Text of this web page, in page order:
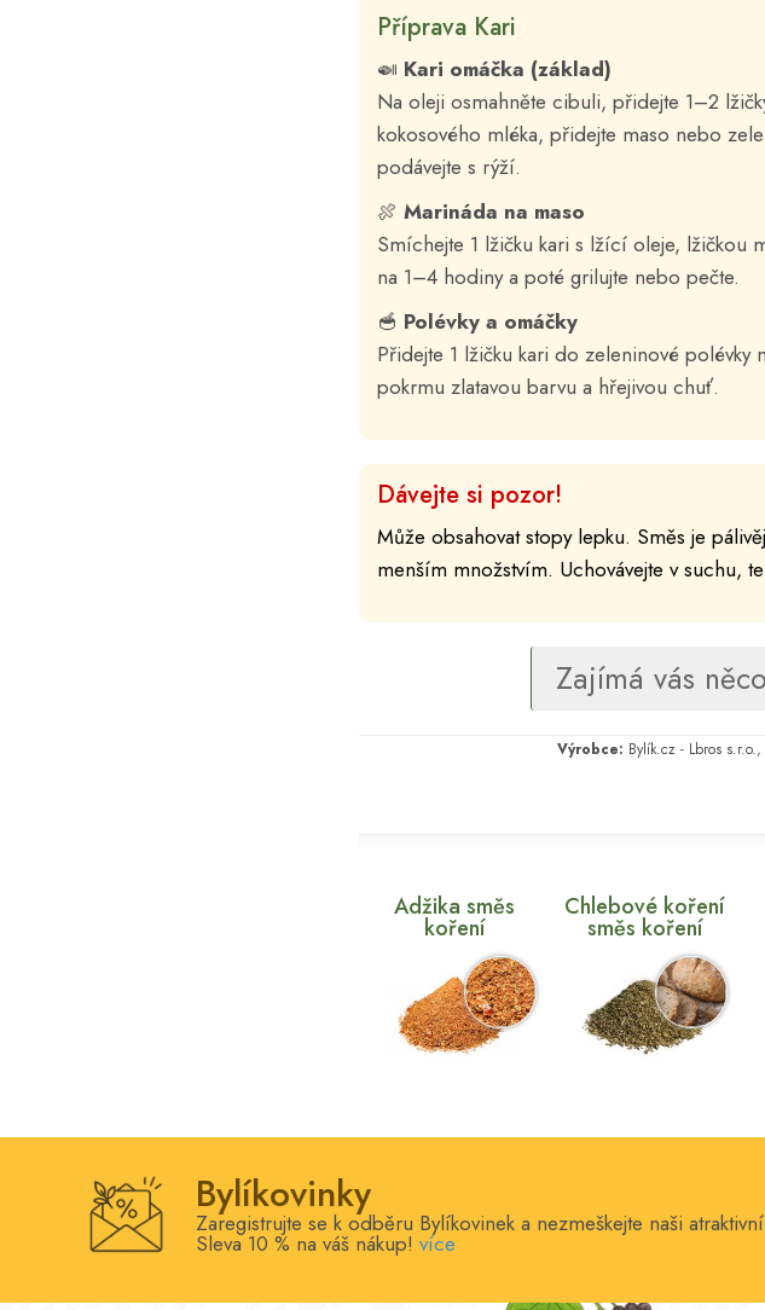
Příprava Kari
🍛 Kari omáčka (základ)
Na oleji osmahněte cibuli, přidejte 1–2
kokosového mléka, přidejte maso nebo
podávejte s rýží.
🍖 Marináda na maso
Smíchejte 1 lžičku kari s lžící oleje, lžičkou
na 1–4 hodiny a poté grilujte nebo pečte.
🥣 Polévky a omáčky
Přidejte 1 lžičku kari do zeleninové polévky
pokrmu zlatavou barvu a hřejivou chuť.
Dávejte si pozor!
Může obsahovat stopy lepku. Směs je
menším množstvím. Uchovávejte v suchu,
Zajímá vás
Výrobce: Bylík.cz - Lbros
Adžika směs
koření
Chlebové koření
směs koření
Bylíkovinky
Zaregistrujte se k odběru Bylíkovinek a nezmeškejte naši
Sleva 10 % na váš nákup! více